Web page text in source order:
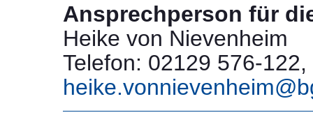
Ansprechperson für
Heike von Nievenheim
Telefon: 02129 576-122,